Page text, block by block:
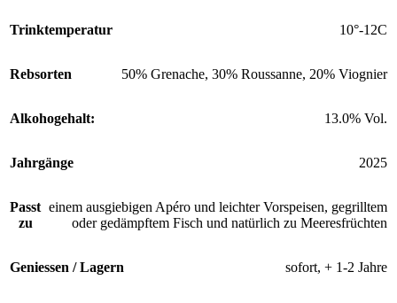
Trinktemperatur 10°-12C
Rebsorten 50% Grenache, 30% Roussanne, 20% Viognier
Alkohogehalt: 13.0% Vol.
Jahrgänge 2025
Passt
zu
einem ausgiebigen Apéro und leichter Vorspeisen, gegrilltem
oder gedämpftem Fisch und natürlich zu Meeresfrüchten
Geniessen / Lagern sofort, + 1-2 Jahre